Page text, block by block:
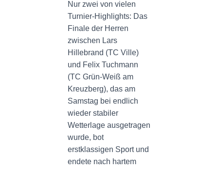
Nur zwei von vielen
Turnier-Highlights: Das
Finale der Herren
zwischen Lars
Hillebrand (TC Ville)
und Felix Tuchmann
(TC Grün-Weiß am
Kreuzberg), das am
Samstag bei endlich
wieder stabiler
Wetterlage ausgetragen
wurde, bot
erstklassigen Sport und
endete nach hartem